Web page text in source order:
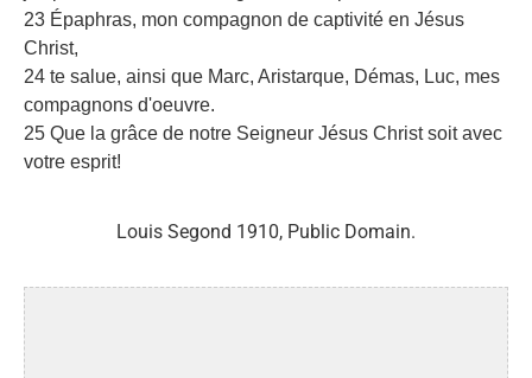
23 Épaphras, mon compagnon de captivité en Jésus
Christ,
24 te salue, ainsi que Marc, Aristarque, Démas, Luc, mes
compagnons d'oeuvre.
25 Que la grâce de notre Seigneur Jésus Christ soit avec
votre esprit!
Louis Segond 1910, Public Domain.